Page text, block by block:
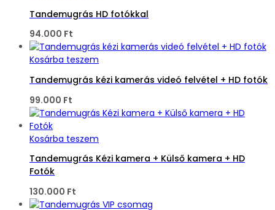
Tandemugrás HD fotókkal
94.000 Ft
Kosárba teszem
Tandemugrás kézi kamerás videó felvétel + HD fotók
99.000 Ft
Kosárba teszem
Tandemugrás Kézi kamera + Külső kamera + HD
Fotók
130.000 Ft